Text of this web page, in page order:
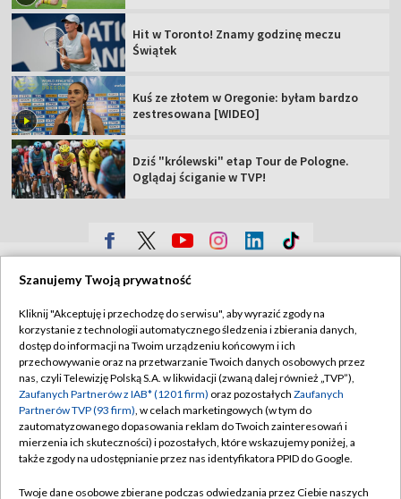
Hit w Toronto! Znamy godzinę meczu
Świątek
Kuś ze złotem w Oregonie: byłam bardzo
zestresowana [WIDEO]
Dziś "królewski" etap Tour de Pologne.
Oglądaj ściganie w TVP!
Sklep TVP
Biuro Reklamy
Oferta Handlowa
Telegazeta ogłoszenia
Emisja w TVP
Polityka prywatności
Moje zgody
Biuro reklamy
Kontakt
Szanujemy Twoją prywatność
Kliknij "Akceptuję i przechodzę do serwisu", aby wyrazić zgody na
korzystanie z technologii automatycznego śledzenia i zbierania danych,
dostęp do informacji na Twoim urządzeniu końcowym i ich
przechowywanie oraz na przetwarzanie Twoich danych osobowych przez
nas, czyli Telewizję Polską S.A. w likwidacji (zwaną dalej również „TVP”),
Zaufanych Partnerów z IAB* (1201 firm) oraz pozostałych Zaufanych
Partnerów TVP (93 firm), w celach marketingowych (w tym do
zautomatyzowanego dopasowania reklam do Twoich zainteresowań i
mierzenia ich skuteczności) i pozostałych, które wskazujemy poniżej, a
także zgody na udostępnianie przez nas identyfikatora PPID do Google.
Twoje dane osobowe zbierane podczas odwiedzania przez Ciebie naszych